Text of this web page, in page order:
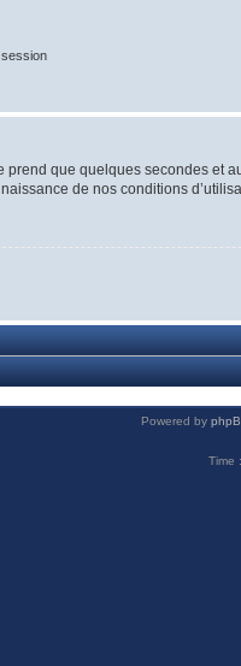
prend que quelques secondes
de nos conditions
Powered by
Time